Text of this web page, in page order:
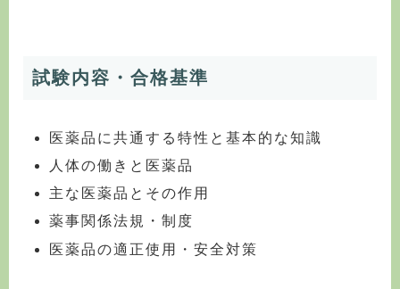
試験内容・合格基準
医薬品に共通する特性と基本的な知識
人体の働きと医薬品
主な医薬品とその作用
薬事関係法規・制度
医薬品の適正使用・安全対策